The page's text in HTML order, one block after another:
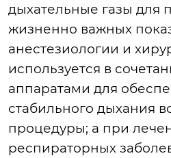
дыхательные газы для
жизненно важных
анестезиологии и
используется в
аппаратами для
стабильного дыхания
процедуры; а при
респираторных